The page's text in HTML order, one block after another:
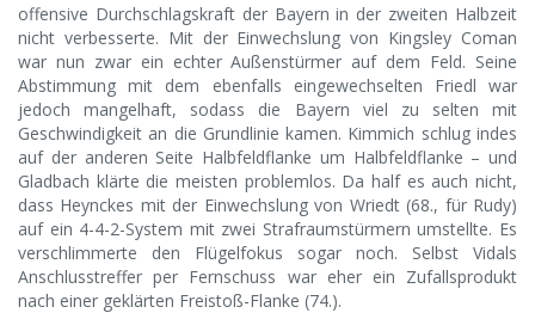
offensive Durchschlagskraft der Bayern in der zweiten Halbzeit
nicht verbesserte. Mit der Einwechslung von Kingsley Coman
war nun zwar ein echter Außenstürmer auf dem Feld. Seine
Abstimmung mit dem ebenfalls eingewechselten Friedl war
jedoch mangelhaft, sodass die Bayern viel zu selten mit
Geschwindigkeit an die Grundlinie kamen. Kimmich schlug indes
auf der anderen Seite Halbfeldflanke um Halbfeldflanke – und
Gladbach klärte die meisten problemlos. Da half es auch nicht,
dass Heynckes mit der Einwechslung von Wriedt (68., für Rudy)
auf ein 4-4-2-System mit zwei Strafraumstürmern umstellte. Es
verschlimmerte den Flügelfokus sogar noch. Selbst Vidals
Anschlusstreffer per Fernschuss war eher ein Zufallsprodukt
nach einer geklärten Freistoß-Flanke (74.).